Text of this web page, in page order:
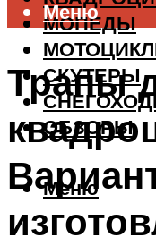
МОПЕДЫ
СКУТЕРЫ
ОБЗОРЫ
Меню
Меню
Трапы